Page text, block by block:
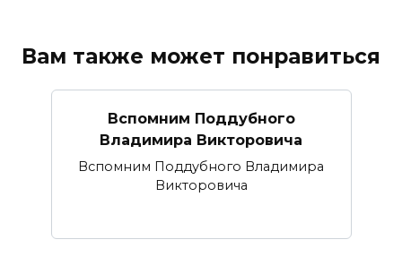
Вам также может понравиться
Вспомним Поддубного
Владимира Викторовича
Вспомним Поддубного Владимира
Викторовича